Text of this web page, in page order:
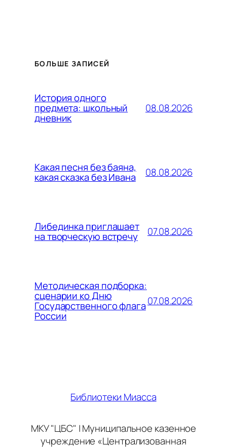
БОЛЬШЕ ЗАПИСЕЙ
История одного
предмета: школьный
дневник
08.08.2026
Какая песня без баяна,
какая сказка без Ивана 08.08.2026
Либединка приглашает
на творческую встречу 07.08.2026
Методическая подборка:
сценарии ко Дню
Государственного флага
России
07.08.2026
Библиотеки Миасса
МКУ "ЦБС" | Муниципальное казенное
учреждение «Централизованная